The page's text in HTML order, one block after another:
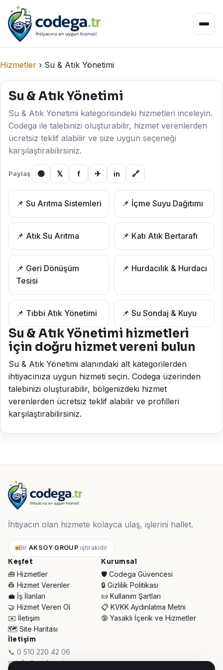
Hizmetler › Su & Atık Yönetimi
Su & Atık Yönetimi
Su & Atık Yönetimi kategorisindeki hizmetleri inceleyin.
Codega ile talebinizi oluşturabilir, hizmet verenlerden
ücretsiz teklif alabilir ve size uygun seçeneği
karşılaştırabilirsiniz.
Paylaş 🟢 𝕏 f ✈ in 🔗
📌 Su Arıtma Sistemleri 📌 İçme Suyu Dağıtımı
📌 Atık Su Arıtma 📌 Katı Atık Bertarafı
📌 Geri Dönüşüm
Tesisi
📌 Hurdacılık & Hurdacı
📌 Tıbbi Atık Yönetimi 📌 Su Sondaj & Kuyu
Su & Atık Yönetimi hizmetleri
için doğru hizmet vereni bulun
Su & Atık Yönetimi alanındaki alt kategorilerden
ihtiyacınıza uygun hizmeti seçin. Codega üzerinden
talebinizi oluşturabilir, bölgenizdeki hizmet
verenlerden ücretsiz teklif alabilir ve profilleri
karşılaştırabilirsiniz.
İhtiyacın olan hizmete kolayca ulaş, işlerini hallet.
Bir AKSOY GROUP iştirakidir
Keşfet
🧰 Hizmetler
👷 Hizmet Verenler
💼 İş İlanları
🤝 Hizmet Veren Ol
✉️ İletişim
🗺️ Site Haritası
Kurumsal
🛡️ Codega Güvencesi
🔒 Gizlilik Politikası
📜 Kullanım Şartları
📋 KVKK Aydınlatma Metni
🔞 Yasaklı İçerik ve Hizmetler
İletişim
📞 0 510 220 42 06
✉ info@codega.tr